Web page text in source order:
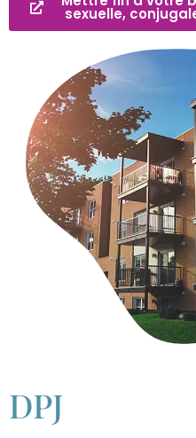
sexuelle,
DPJ